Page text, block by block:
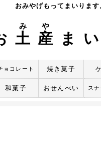
おみやげもってまいります
土
み
産
や
ま
ョコレート 焼き菓子
和菓子 おせんべい ス